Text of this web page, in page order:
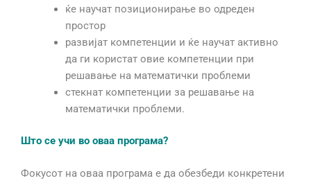
ќе научат позиционирање во одреден
простор
развијат компетенции и ќе научат активно
да ги користат овие компетенции при
решавање на математички проблеми
стекнат компетенции за решавање на
математички проблеми.
Што се учи во оваа програма?
Фокусот на оваа програма е да обезбеди конкретени